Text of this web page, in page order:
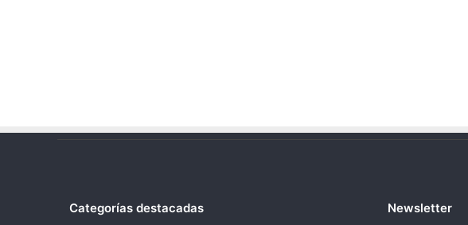
Categorías destacadas Newsletter